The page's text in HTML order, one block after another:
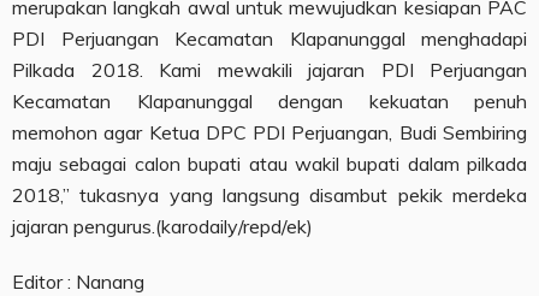
merupakan langkah awal untuk mewujudkan kesiapan PAC
PDI Perjuangan Kecamatan Klapanunggal menghadapi
Pilkada 2018. Kami mewakili jajaran PDI Perjuangan
Kecamatan Klapanunggal dengan kekuatan penuh
memohon agar Ketua DPC PDI Perjuangan, Budi Sembiring
maju sebagai calon bupati atau wakil bupati dalam pilkada
2018,” tukasnya yang langsung disambut pekik merdeka
jajaran pengurus.(karodaily/repd/ek)
Editor : Nanang